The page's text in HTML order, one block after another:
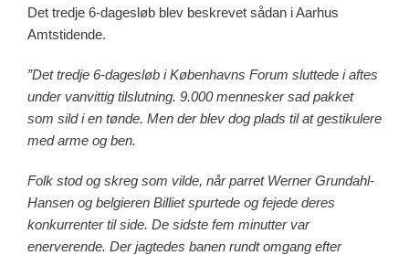
Det tredje 6-dagesløb blev beskrevet sådan i Aarhus
Amtstidende.
”Det tredje 6-dagesløb i Københavns Forum sluttede i aftes
under vanvittig tilslutning. 9.000 mennesker sad pakket
som sild i en tønde. Men der blev dog plads til at gestikulere
med arme og ben.
Folk stod og skreg som vilde, når parret Werner Grundahl-
Hansen og belgieren Billiet spurtede og fejede deres
konkurrenter til side. De sidste fem minutter var
enerverende. Der jagtedes banen rundt omgang efter